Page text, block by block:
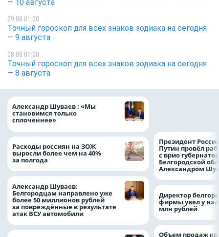
— 10 августа
09.08 01:00
Точный гороскоп для всех знаков зодиака на сегодня
— 9 августа
08.08 01:00
Точный гороскоп для всех знаков зодиака на сегодня
— 8 августа
Александр Шуваев : «Мы
становимся только
сплоченнее»
Расходы россиян на ЗОЖ
выросли более чем на 40%
за полгода
Александр Шуваев:
Белгородцам направлено уже
более 50 миллионов рублей
за повреждённые в результате
атак ВСУ автомобили
Президент
Путин провёл
с врио
Белгородской
Александром
Директор
фирмы увел у
млн рублей
Объем продаж